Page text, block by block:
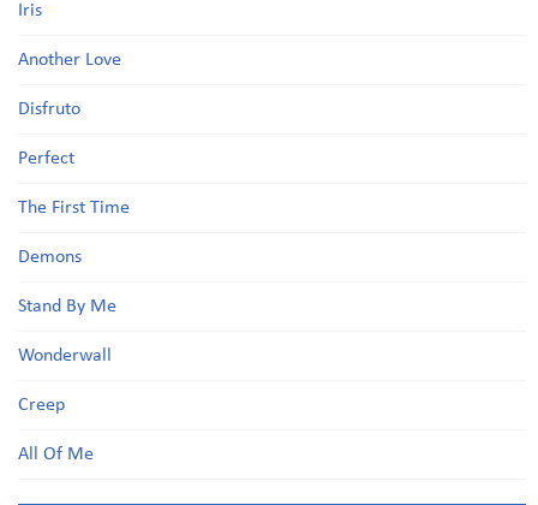
Iris
Another Love
Disfruto
Perfect
The First Time
Demons
Stand By Me
Wonderwall
Creep
All Of Me